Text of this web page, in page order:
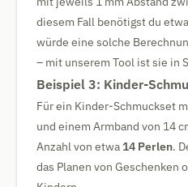
diesem Fall benötigst du etwa
würde eine solche
– mit unserem Tool ist sie in
Beispiel 3: Kinder-
Für ein Kinder-Schmuckset
und einem Armband von 14
Anzahl von etwa 14 Perlen.
das Planen von Geschenken